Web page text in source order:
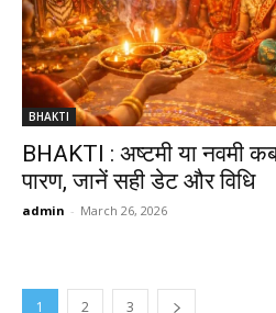
BHAKTI
BHAKTI : अष्टमी या नवमी
पारण, जानें सही डेट और विधि
admin - March 26, 2026
1 2 3